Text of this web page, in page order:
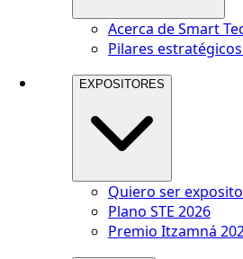
Acerca de Smart
Pilares
EXPOSITORES
Quiero ser
Plano STE 2026
Premio Itzamná